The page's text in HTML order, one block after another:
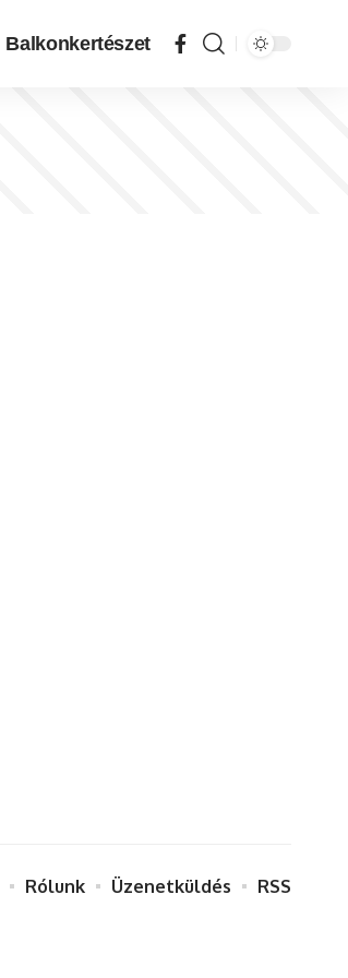
Balkonkertészet
Rólunk Üzenetküldés RSS